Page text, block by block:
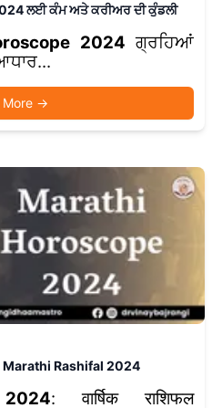
ਲਈ ਕੰਮ ਅਤੇ ਕਰੀਅਰ ਦੀ ਕੁੰਡਲੀ
2024 ਗ੍ਰਹਿਆਂ
More →
। Marathi Rashifal 2024
: वार्षिक राशिफल